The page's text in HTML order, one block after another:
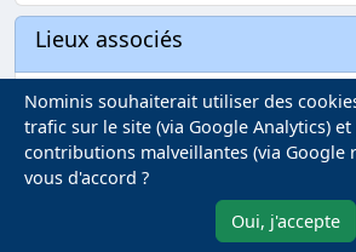
Lieux associés
Prachatice — Naissance
Philadelphie — Mort
Nominis souhaiterait utiliser des
trafic sur le site (via Google Analytics)
contributions malveillantes (via Google
vous d'accord ?
Oui, j'accepte